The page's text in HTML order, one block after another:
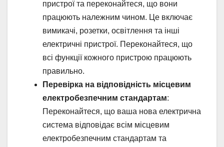
пристрої та переконайтеся, що вони
працюють належним чином. Це включає
вимикачі, розетки, освітлення та інші
електричні пристрої. Переконайтеся, що
всі функції кожного пристрою працюють
правильно.
Перевірка на відповідність місцевим
електробезпечним стандартам:
Переконайтеся, що ваша нова електрична
система відповідає всім місцевим
електробезпечним стандартам та